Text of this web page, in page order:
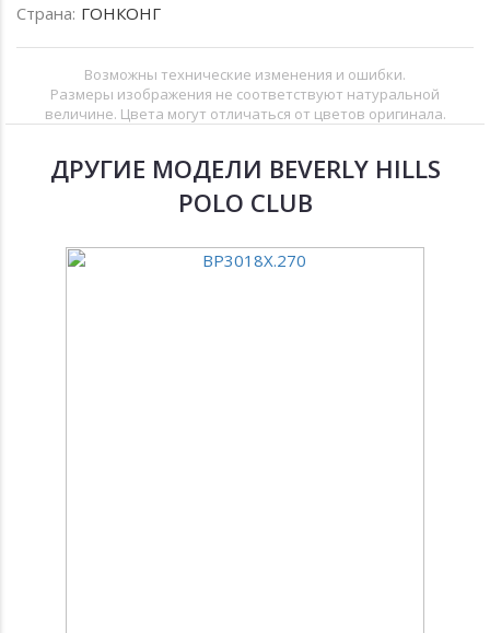
Страна: ГОНКОНГ
Возможны технические изменения и ошибки.
Размеры изображения не соответствуют натуральной
величине. Цвета могут отличаться от цветов оригинала.
ДРУГИЕ МОДЕЛИ BEVERLY HILLS
POLO CLUB